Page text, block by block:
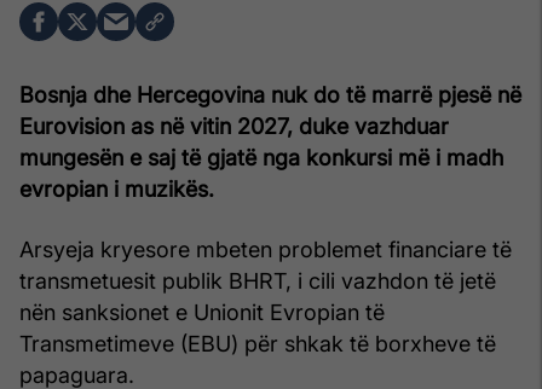
Bosnja dhe Hercegovina nuk do të marrë pjesë në
Eurovision as në vitin 2027, duke vazhduar
mungesën e saj të gjatë nga konkursi më i madh
evropian i muzikës.
Arsyeja kryesore mbeten problemet financiare të
transmetuesit publik BHRT, i cili vazhdon të jetë
nën sanksionet e Unionit Evropian të
Transmetimeve (EBU) për shkak të borxheve të
papaguara.